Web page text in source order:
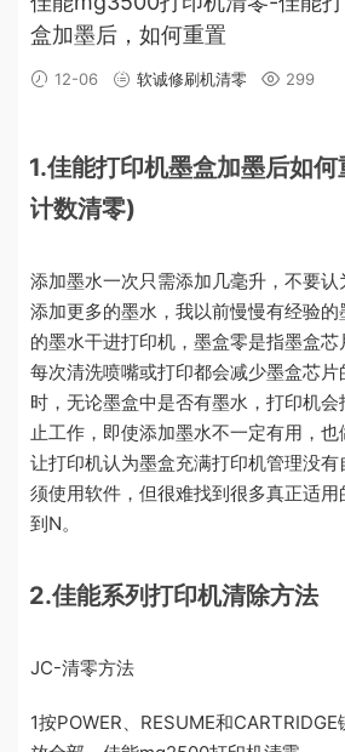
盒加墨后，如何重置
12-06 软诚修刷机清零 299
1.佳能打印机墨盒加墨后如
计数清零)
添加墨水一次只需添加几毫升，不要
添加更多的墨水，我以前慢慢有经验
的墨水干进打印机，墨盒零是指墨盒芯
每次清洗喷嘴或打印都会减少墨盒芯
时，无论墨盒中是否有墨水，打印机
止工作，即使添加墨水不一定有用，也
让打印机认为墨盒充满打印机管理没
须使用软件，但很难找到很多真正适
到N。
2.佳能系列打印机清除方法
JC-清零方法
1按POWER、RESUME和